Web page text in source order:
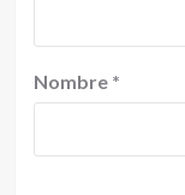
Nombre *